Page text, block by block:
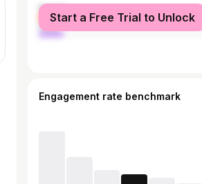
female
male
Start a Free Trial to Unlock
Engagement rate benchmark